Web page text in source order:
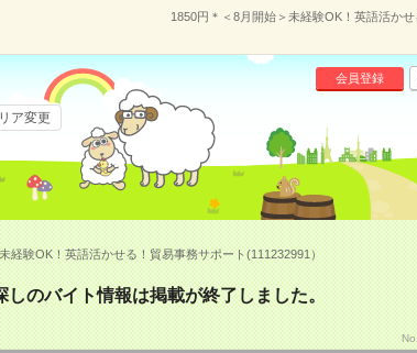
1850円＊＜8月開始＞未経験OK！英語活か
会員登録
ア変更
経験OK！英語活かせる！貿易事務サポート(111232991）
しのバイト情報は掲載が終了しました。